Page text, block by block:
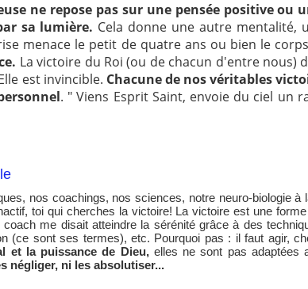
ne repose pas sur une pensée positive ou
sa lumière. Cela donne une autre mentalité,
menace le petit de quatre ans ou bien le
La victoire du Roi (ou de chacun d'entre nous)
est invincible. Chacune de nos véritables
. " Viens Esprit Saint, envoie du ciel un
nos coachings, nos sciences, notre neuro-biologie à
toi qui cherches la victoire! La victoire est une
me disait atteindre la sérénité grâce à des
(ce sont ses termes), etc. Pourquoi pas : il faut agir,
et la puissance de Dieu, elles ne sont pas adaptées
négliger, ni les absolutiser...